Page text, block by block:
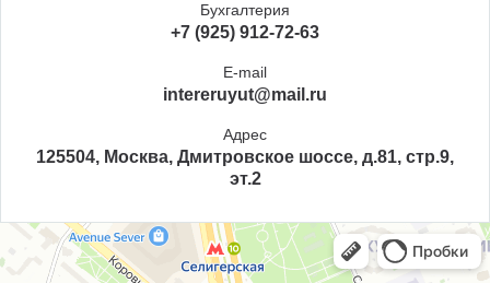
Бухгалтерия
+7 (925) 912-72-63
E-mail
intereruyut@mail.ru
Адрес
125504, Москва, Дмитровское шоссе, д.81, стр.9,
эт.2